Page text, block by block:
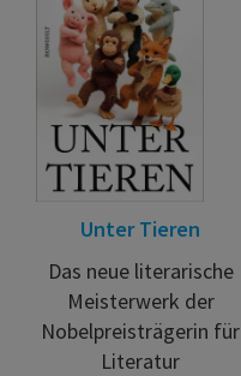
Unter Tieren
Das neue literarische
Meisterwerk der
Nobelpreisträgerin für
Literatur